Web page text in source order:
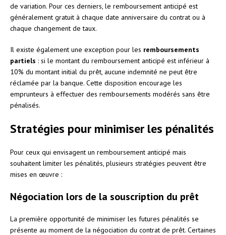
de variation. Pour ces derniers, le remboursement anticipé est
généralement gratuit à chaque date anniversaire du contrat ou à
chaque changement de taux.
Il existe également une exception pour les remboursements
partiels : si le montant du remboursement anticipé est inférieur à
10% du montant initial du prêt, aucune indemnité ne peut être
réclamée par la banque. Cette disposition encourage les
emprunteurs à effectuer des remboursements modérés sans être
pénalisés.
Stratégies pour minimiser les pénalités
Pour ceux qui envisagent un remboursement anticipé mais
souhaitent limiter les pénalités, plusieurs stratégies peuvent être
mises en œuvre :
Négociation lors de la souscription du prêt
La première opportunité de minimiser les futures pénalités se
présente au moment de la négociation du contrat de prêt. Certaines